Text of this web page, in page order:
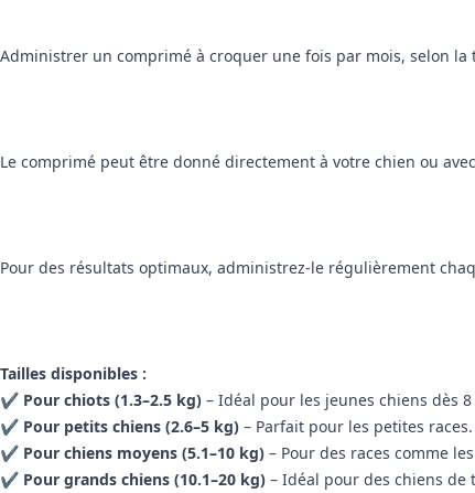
Administrer un comprimé à croquer une fois par mois, selon la
Le comprimé peut être donné directement à votre chien ou
Pour des résultats optimaux, administrez-le régulièrement
Tailles disponibles :
✔ Pour chiots (1.3–2.5 kg) – Idéal pour les jeunes chiens dès
✔ Pour petits chiens (2.6–5 kg) – Parfait pour les petites races.
✔ Pour chiens moyens (5.1–10 kg) – Pour des races comme
✔ Pour grands chiens (10.1–20 kg) – Idéal pour des chiens de